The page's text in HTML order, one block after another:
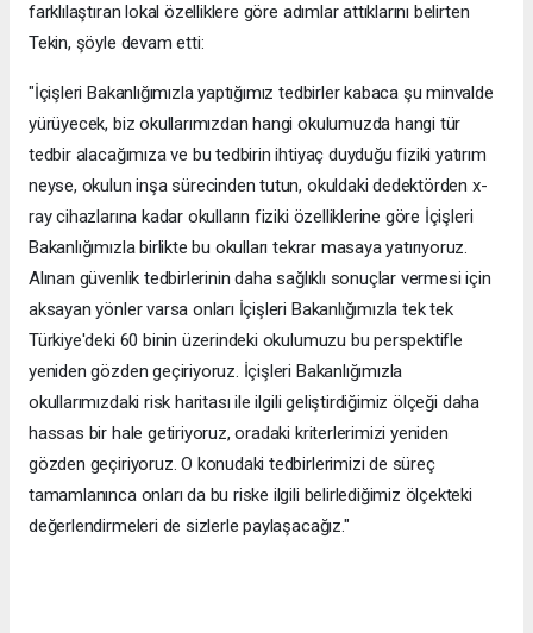
farklılaştıran lokal özelliklere göre adımlar attıklarını belirten
Tekin, şöyle devam etti:
"İçişleri Bakanlığımızla yaptığımız tedbirler kabaca şu minvalde
yürüyecek, biz okullarımızdan hangi okulumuzda hangi tür
tedbir alacağımıza ve bu tedbirin ihtiyaç duyduğu fiziki yatırım
neyse, okulun inşa sürecinden tutun, okuldaki dedektörden x-
ray cihazlarına kadar okulların fiziki özelliklerine göre İçişleri
Bakanlığımızla birlikte bu okulları tekrar masaya yatırıyoruz.
Alınan güvenlik tedbirlerinin daha sağlıklı sonuçlar vermesi için
aksayan yönler varsa onları İçişleri Bakanlığımızla tek tek
Türkiye'deki 60 binin üzerindeki okulumuzu bu perspektifle
yeniden gözden geçiriyoruz. İçişleri Bakanlığımızla
okullarımızdaki risk haritası ile ilgili geliştirdiğimiz ölçeği daha
hassas bir hale getiriyoruz, oradaki kriterlerimizi yeniden
gözden geçiriyoruz. O konudaki tedbirlerimizi de süreç
tamamlanınca onları da bu riske ilgili belirlediğimiz ölçekteki
değerlendirmeleri de sizlerle paylaşacağız."